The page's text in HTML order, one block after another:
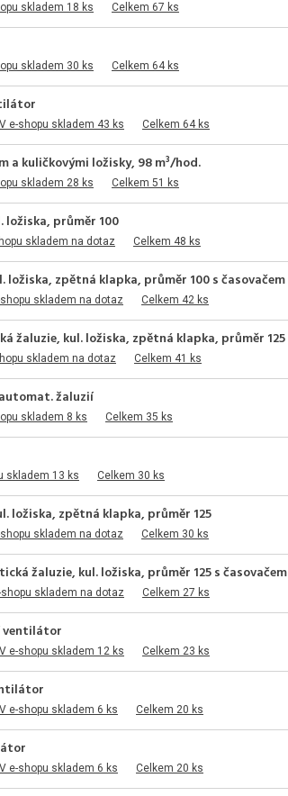
skladem 18 ks Celkem 67 ks
skladem 30 ks Celkem 64 ks
V e-shopu skladem 43 ks Celkem 64 ks
a kuličkovými ložisky, 98 m³/hod.
skladem 28 ks Celkem 51 ks
ložiska, průměr 100
skladem na dotaz Celkem 48 ks
zpětná klapka, průměr 100 s časovačem
skladem na dotaz Celkem 42 ks
žaluzie, kul. ložiska, zpětná klapka, průměr 125
skladem na dotaz Celkem 41 ks
žaluzií
skladem 8 ks Celkem 35 ks
skladem 13 ks Celkem 30 ks
ložiska, zpětná klapka, průměr 125
skladem na dotaz Celkem 30 ks
žaluzie, kul. ložiska, průměr 125 s časovačem
shopu skladem na dotaz Celkem 27 ks
ventilátor
V e-shopu skladem 12 ks Celkem 23 ks
V e-shopu skladem 6 ks Celkem 20 ks
V e-shopu skladem 6 ks Celkem 20 ks